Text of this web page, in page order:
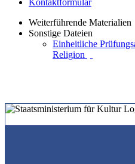
Kontaktformular
Weiterführende Materialien
Sonstige Dateien
Einheitliche
Religion